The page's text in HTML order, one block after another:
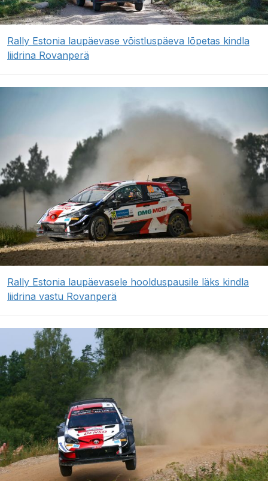
Rally Estonia laupäevase võistluspäeva lõpetas kindla
liidrina Rovanperä
Rally Estonia laupäevasele hoolduspausile läks kindla
liidrina vastu Rovanperä